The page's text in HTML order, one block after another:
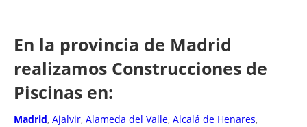
En la provincia de Madrid
realizamos Construcciones de
Piscinas en:
Madrid, Ajalvir, Alameda del Valle, Alcalá de Henares,